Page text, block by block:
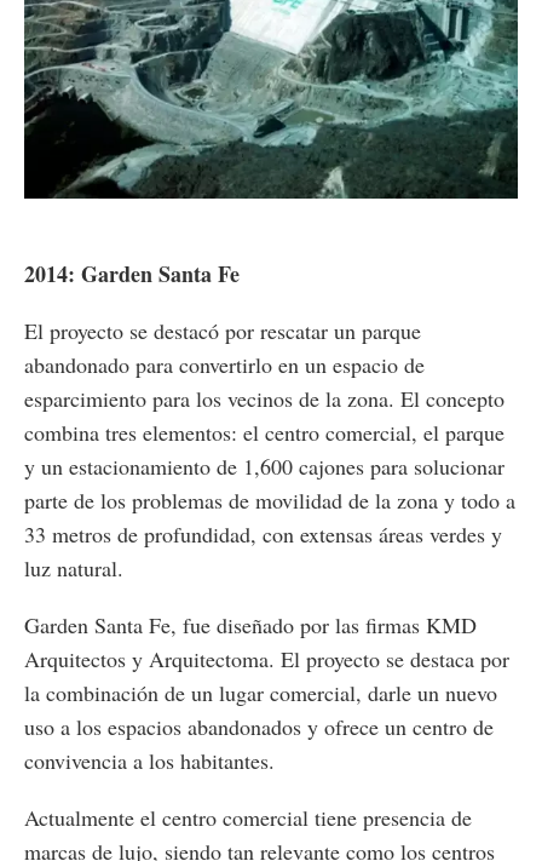
2014: Garden Santa Fe
El proyecto se destacó por rescatar un parque
abandonado para convertirlo en un espacio de
esparcimiento para los vecinos de la zona. El concepto
combina tres elementos: el centro comercial, el parque
y un estacionamiento de 1,600 cajones para solucionar
parte de los problemas de movilidad de la zona y todo a
33 metros de profundidad, con extensas áreas verdes y
luz natural.
Garden Santa Fe, fue diseñado por las firmas KMD
Arquitectos y Arquitectoma. El proyecto se destaca por
la combinación de un lugar comercial, darle un nuevo
uso a los espacios abandonados y ofrece un centro de
convivencia a los habitantes.
Actualmente el centro comercial tiene presencia de
marcas de lujo, siendo tan relevante como los centros